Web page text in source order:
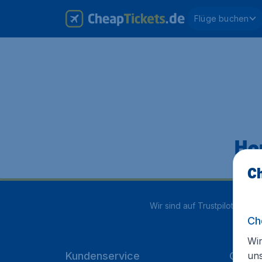
Flüge buchen
Wir sind auf Trustpilot mit
Kundenservice